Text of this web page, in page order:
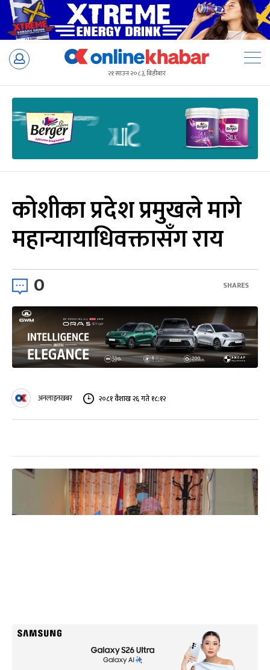
Skip
२१ साउन २०८३, बिहीबार
कोशीका प्रदेश प्रमुखले मागे
महान्यायाधिवक्तासँग राय
0 SHARES
अनलाइनखबर २०८१ वैशाख २६ गते १८:१२